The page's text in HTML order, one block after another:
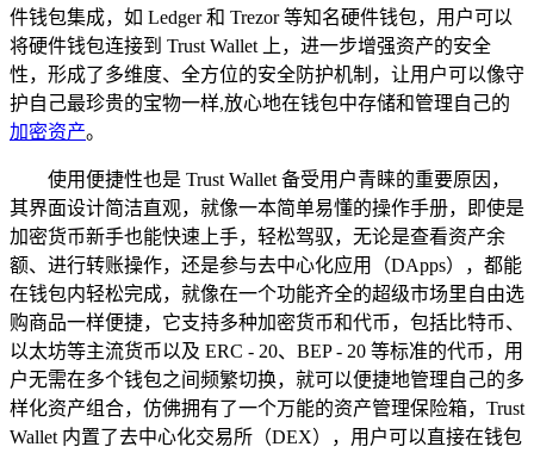
件钱包集成，如 Ledger 和 Trezor 等知名硬件钱包，用户可以
将硬件钱包连接到 Trust Wallet 上，进一步增强资产的安全
性，形成了多维度、全方位的安全防护机制，让用户可以像守
护自己最珍贵的宝物一样,放心地在钱包中存储和管理自己的
加密资产。
使用便捷性也是 Trust Wallet 备受用户青睐的重要原因，
其界面设计简洁直观，就像一本简单易懂的操作手册，即使是
加密货币新手也能快速上手，轻松驾驭，无论是查看资产余
额、进行转账操作，还是参与去中心化应用（DApps），都能
在钱包内轻松完成，就像在一个功能齐全的超级市场里自由选
购商品一样便捷，它支持多种加密货币和代币，包括比特币、
以太坊等主流货币以及 ERC - 20、BEP - 20 等标准的代币，用
户无需在多个钱包之间频繁切换，就可以便捷地管理自己的多
样化资产组合，仿佛拥有了一个万能的资产管理保险箱，Trust
Wallet 内置了去中心化交易所（DEX），用户可以直接在钱包